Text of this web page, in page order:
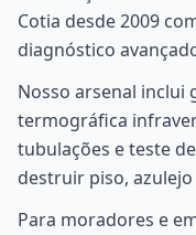
Cotia desde 2009
diagnóstico
Nosso arsenal inclui
termográfica
tubulações e teste
destruir piso,
Para moradores e